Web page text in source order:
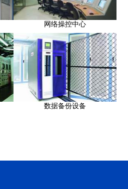
网络操控中心
数据备份设备